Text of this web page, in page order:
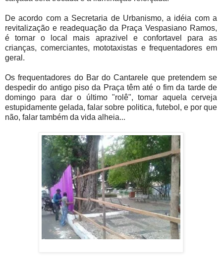
De acordo com a Secretaria de Urbanismo, a idéia com a
revitalização e readequação da Praça Vespasiano Ramos,
é tornar o local mais aprazivel e confortavel para as
crianças, comerciantes, mototaxistas e frequentadores em
geral.
Os frequentadores do Bar do Cantarele que pretendem se
despedir do antigo piso da Praça têm até o fim da tarde de
domingo para dar o último "rolê", tomar aquela cerveja
estupidamente gelada, falar sobre politica, futebol, e por que
não, falar também da vida alheia...